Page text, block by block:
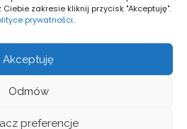
zakresie kliknij przycisk "Akceptuję".
prywatności.
Akceptuję
Odmów
preferencje
71%
1 km/h